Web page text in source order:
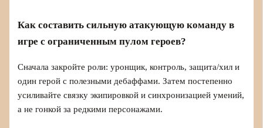
Как составить сильную атакующую команду в
игре с ограниченным пулом героев?
Сначала закройте роли: уронщик, контроль, защита/хил и
один герой с полезными дебаффами. Затем постепенно
усиливайте связку экипировкой и синхронизацией умений,
а не гонкой за редкими персонажами.